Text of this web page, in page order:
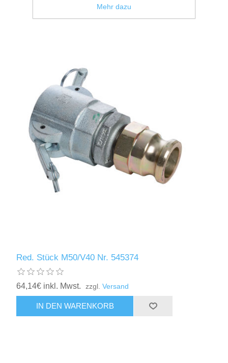
Red. Stück M50/V40 Nr. 545374
64,14€ inkl. Mwst. zzgl.Versand
Mehr dazu